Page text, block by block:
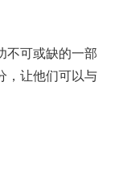
不可或缺的一部
，让他们可以与